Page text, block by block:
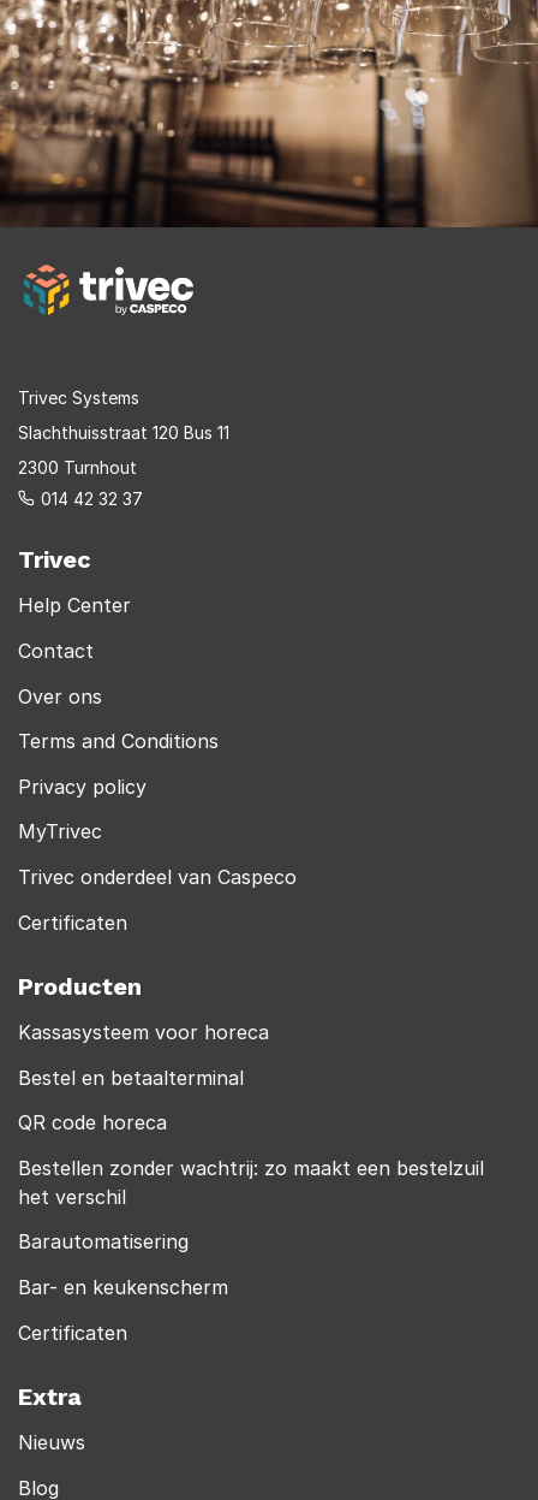
Trivec Systems
Slachthuisstraat 120 Bus 11
2300 Turnhout
014 42 32 37
Trivec
Help Center
Contact
Over ons
Terms and Conditions
Privacy policy
MyTrivec
Trivec onderdeel van Caspeco
Certificaten
Producten
Kassasysteem voor horeca
Bestel en betaalterminal
QR code horeca
Bestellen zonder wachtrij: zo maakt een bestelzuil
het verschil
Barautomatisering
Bar- en keukenscherm
Certificaten
Extra
Nieuws
Blog